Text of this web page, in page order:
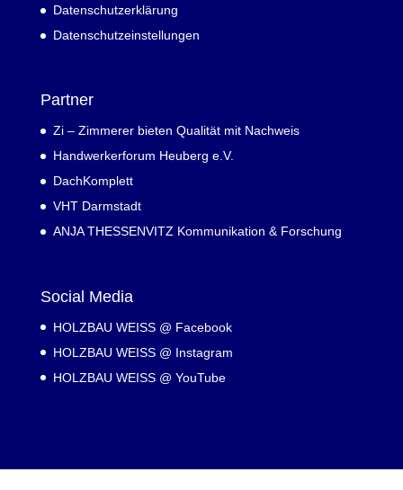
Datenschutzerklärung
Datenschutzeinstellungen
Partner
Zi – Zimmerer bieten Qualität mit Nachweis
Handwerkerforum Heuberg e.V.
DachKomplett
VHT Darmstadt
ANJA THESSENVITZ Kommunikation & Forschung
Social Media
HOLZBAU WEISS @ Facebook
HOLZBAU WEISS @ Instagram
HOLZBAU WEISS @ YouTube